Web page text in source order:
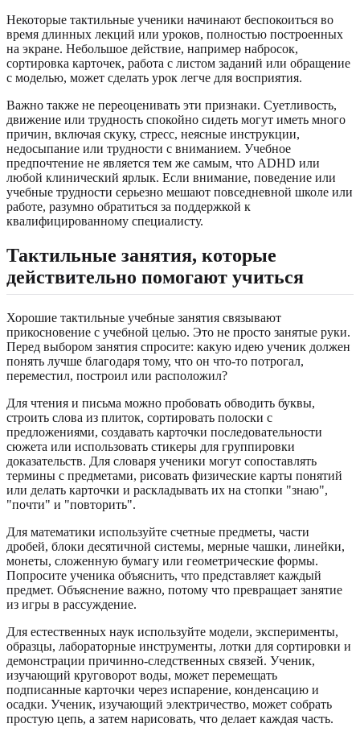
Некоторые тактильные ученики начинают беспокоиться во
время длинных лекций или уроков, полностью построенных
на экране. Небольшое действие, например набросок,
сортировка карточек, работа с листом заданий или обращение
с моделью, может сделать урок легче для восприятия.
Важно также не переоценивать эти признаки. Суетливость,
движение или трудность спокойно сидеть могут иметь много
причин, включая скуку, стресс, неясные инструкции,
недосыпание или трудности с вниманием. Учебное
предпочтение не является тем же самым, что ADHD или
любой клинический ярлык. Если внимание, поведение или
учебные трудности серьезно мешают повседневной школе или
работе, разумно обратиться за поддержкой к
квалифицированному специалисту.
Тактильные занятия, которые
действительно помогают учиться
Хорошие тактильные учебные занятия связывают
прикосновение с учебной целью. Это не просто занятые руки.
Перед выбором занятия спросите: какую идею ученик должен
понять лучше благодаря тому, что он что-то потрогал,
переместил, построил или расположил?
Для чтения и письма можно пробовать обводить буквы,
строить слова из плиток, сортировать полоски с
предложениями, создавать карточки последовательности
сюжета или использовать стикеры для группировки
доказательств. Для словаря ученики могут сопоставлять
термины с предметами, рисовать физические карты понятий
или делать карточки и раскладывать их на стопки "знаю",
"почти" и "повторить".
Для математики используйте счетные предметы, части
дробей, блоки десятичной системы, мерные чашки, линейки,
монеты, сложенную бумагу или геометрические формы.
Попросите ученика объяснить, что представляет каждый
предмет. Объяснение важно, потому что превращает занятие
из игры в рассуждение.
Для естественных наук используйте модели, эксперименты,
образцы, лабораторные инструменты, лотки для сортировки и
демонстрации причинно-следственных связей. Ученик,
изучающий круговорот воды, может перемещать
подписанные карточки через испарение, конденсацию и
осадки. Ученик, изучающий электричество, может собрать
простую цепь, а затем нарисовать, что делает каждая часть.